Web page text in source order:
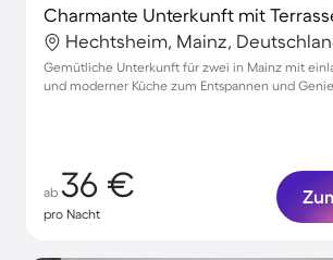
Charmante Unterkunft mit
Hechtsheim, Mainz,
Gemütliche Unterkunft für zwei in Mainz mit
und moderner Küche zum Entspannen und
ab 36 €
pro Nacht